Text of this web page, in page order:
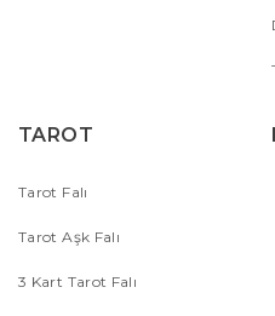
TAROT
Tarot Falı
Tarot Aşk Falı
3 Kart Tarot Falı